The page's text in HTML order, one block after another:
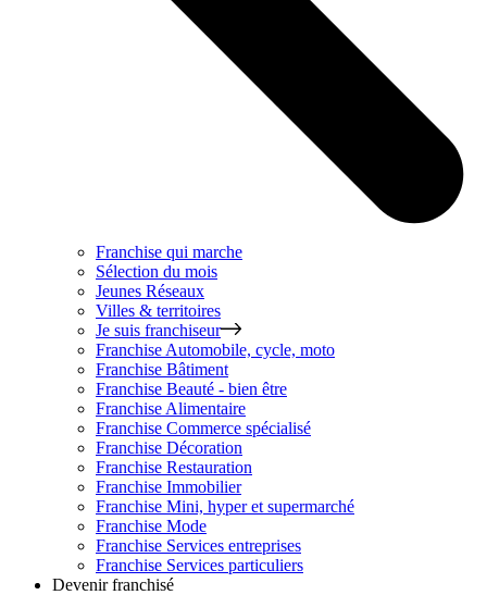
Franchise qui marche
Sélection du mois
Jeunes Réseaux
Villes & territoires
Je suis franchiseur
Franchise Automobile, cycle, moto
Franchise Bâtiment
Franchise Beauté - bien être
Franchise Alimentaire
Franchise Commerce spécialisé
Franchise Décoration
Franchise Restauration
Franchise Immobilier
Franchise Mini, hyper et supermarché
Franchise Mode
Franchise Services entreprises
Franchise Services particuliers
Devenir franchisé